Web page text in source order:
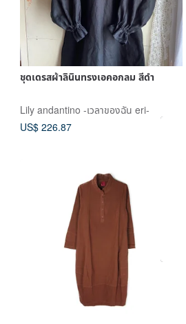
ชุดเดรสผ้าลินินทรงเอคอกลม สีดำ
Lily andantino -เวลาของฉัน eri-
US$ 226.87